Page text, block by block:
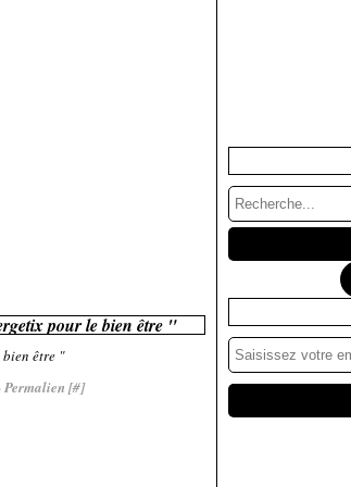
pour le bien être "
[#]